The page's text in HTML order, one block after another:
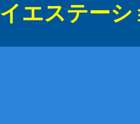
イエステー